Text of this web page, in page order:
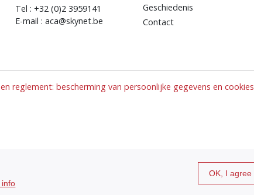
Tel : +32 (0)2 3959141
E-mail : aca@skynet.be
Geschiedenis
Contact
reglement: bescherming van persoonlijke gegevens en cookies
info
OK, I agree